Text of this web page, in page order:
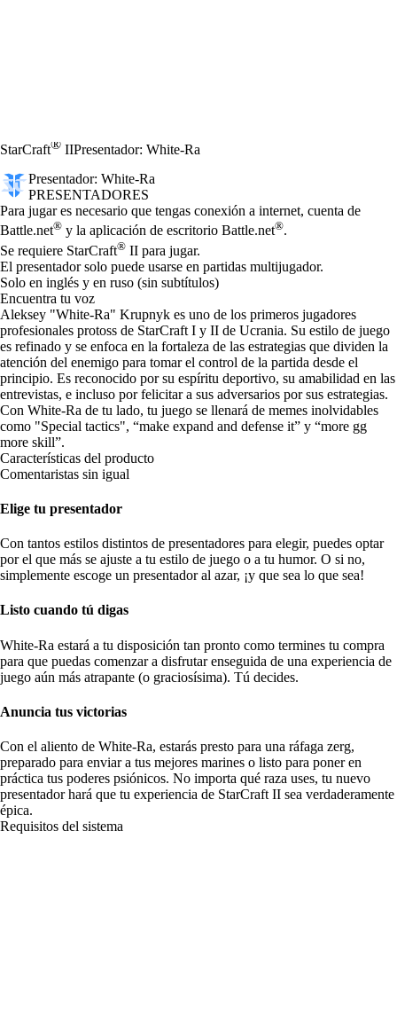
StarCraft® IIPresentador: White-Ra
Presentador: White-Ra
PRESENTADORES
Precio
Available actions
Para jugar es necesario que tengas conexión a internet, cuenta de
Battle.net® y la aplicación de escritorio Battle.net®.
Se requiere StarCraft® II para jugar.
El presentador solo puede usarse en partidas multijugador.
Solo en inglés y en ruso (sin subtítulos)
Encuentra tu voz
Aleksey "White-Ra" Krupnyk es uno de los primeros jugadores
profesionales protoss de StarCraft I y II de Ucrania. Su estilo de juego
es refinado y se enfoca en la fortaleza de las estrategias que dividen la
atención del enemigo para tomar el control de la partida desde el
principio. Es reconocido por su espíritu deportivo, su amabilidad en las
entrevistas, e incluso por felicitar a sus adversarios por sus estrategias.
Con White-Ra de tu lado, tu juego se llenará de memes inolvidables
como "Special tactics", “make expand and defense it” y “more gg
more skill”.
Características del producto
Comentaristas sin igual
Elige tu presentador
Con tantos estilos distintos de presentadores para elegir, puedes optar
por el que más se ajuste a tu estilo de juego o a tu humor. O si no,
simplemente escoge un presentador al azar, ¡y que sea lo que sea!
Listo cuando tú digas
White-Ra estará a tu disposición tan pronto como termines tu compra
para que puedas comenzar a disfrutar enseguida de una experiencia de
juego aún más atrapante (o graciosísima). Tú decides.
Anuncia tus victorias
Con el aliento de White-Ra, estarás presto para una ráfaga zerg,
preparado para enviar a tus mejores marines o listo para poner en
práctica tus poderes psiónicos. No importa qué raza uses, tu nuevo
presentador hará que tu experiencia de StarCraft II sea verdaderamente
épica.
Requisitos del sistema